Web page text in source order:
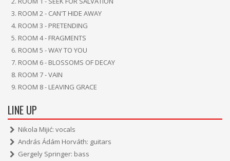
ROOM 2 - CAN'T HIDE AWAY
ROOM 3 - PRETENDING
ROOM 4 - FRAGMENTS
ROOM 5 - WAY TO YOU
ROOM 6 - BLOSSOMS OF DECAY
ROOM 7 - VAIN
ROOM 8 - LEAVING GRACE
LINE UP
Nikola Mijić: vocals
András Ádám Horváth: guitars
Gergely Springer: bass